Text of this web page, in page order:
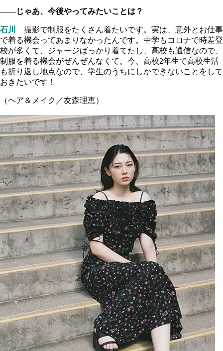
――じゃあ、今後やってみたいことは？
石川
撮影で制服をたくさん着たいです。実は、意外とお仕事
で着る機会ってあまりなかったんです。中学もコロナで時差登
校が多くて、ジャージばっかり着てたし、高校も通信なので、
制服を着る機会がぜんぜんなくて。今、高校2年生で高校生活
も折り返し地点なので、学生のうちにしかできないことをして
おきたいです！
（ヘア＆メイク／友森理恵）